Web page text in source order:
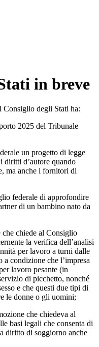
in breve
Consiglio degli Stati ha:
2025 del Tribunale
un progetto di legge
d’autore quando
ma anche i fornitori di
federale di approfondire
di un bambino nato da
che chiede al Consiglio
la verifica dell’analisi
per lavoro a turni dalle
condizione che l’impresa
lavoro pesante (in
di picchetto, nonché
e che questi due tipi di
le donne o gli uomini;
che chiedeva al
basi legali che consenta di
diritto di soggiorno anche